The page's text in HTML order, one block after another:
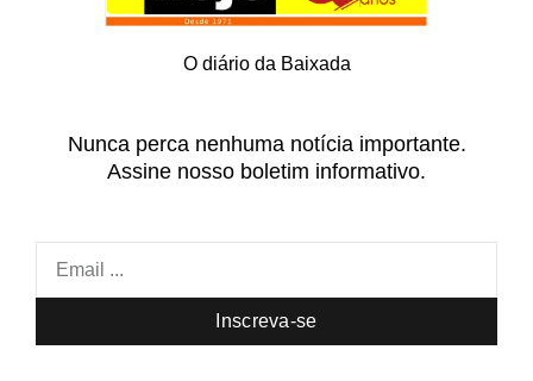
O diário da Baixada
Nunca perca nenhuma notícia importante.
Assine nosso boletim informativo.
Inscreva-se